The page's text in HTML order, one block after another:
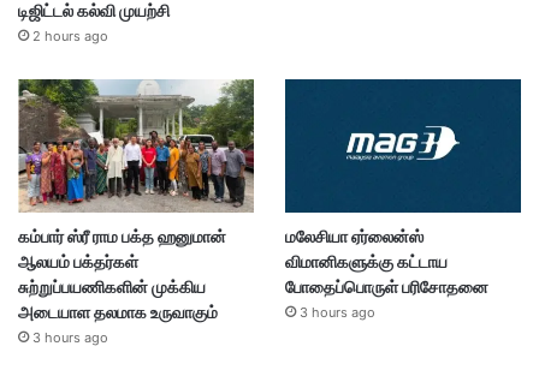
டிஜிட்டல் கல்வி முயற்சி
2 hours ago
கம்பார் ஸ்ரீ ராம பக்த ஹனுமான்
ஆலயம் பக்தர்கள்
சுற்றுப்பயணிகளின் முக்கிய
அடையாள தலமாக உருவாகும்
3 hours ago
மலேசியா ஏர்லைன்ஸ்
விமானிகளுக்கு கட்டாய
போதைப்பொருள் பரிசோதனை
3 hours ago